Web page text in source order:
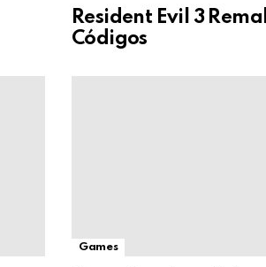
Resident Evil 3
Códigos
Games